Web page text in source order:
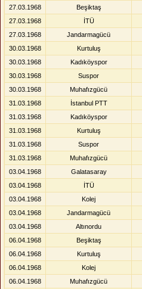
27.03.1968
Beşiktaş
27.03.1968
İTÜ
27.03.1968
Jandarmagücü
30.03.1968
Kurtuluş
30.03.1968
Kadıköyspor
30.03.1968
Suspor
30.03.1968
Muhafızgücü
31.03.1968
İstanbul PTT
31.03.1968
Kadıköyspor
31.03.1968
Kurtuluş
31.03.1968
Suspor
31.03.1968
Muhafızgücü
03.04.1968
Galatasaray
03.04.1968
İTÜ
03.04.1968
Kolej
03.04.1968
Jandarmagücü
03.04.1968
Altınordu
06.04.1968
Beşiktaş
06.04.1968
Kurtuluş
06.04.1968
Kolej
06.04.1968
Muhafızgücü